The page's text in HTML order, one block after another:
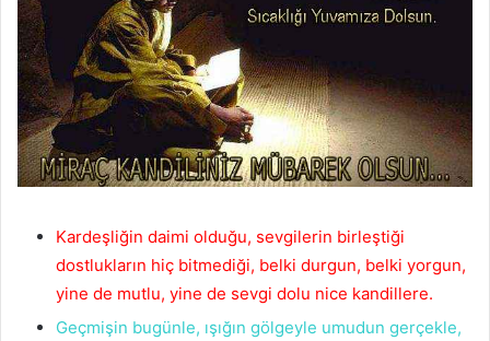
Kardeşliğin daimi olduğu, sevgilerin birleştiği
dostlukların hiç bitmediği, belki durgun, belki yorgun,
yine de mutlu, yine de sevgi dolu nice kandillere.
Geçmişin bugünle, ışığın gölgeyle umudun gerçekle,